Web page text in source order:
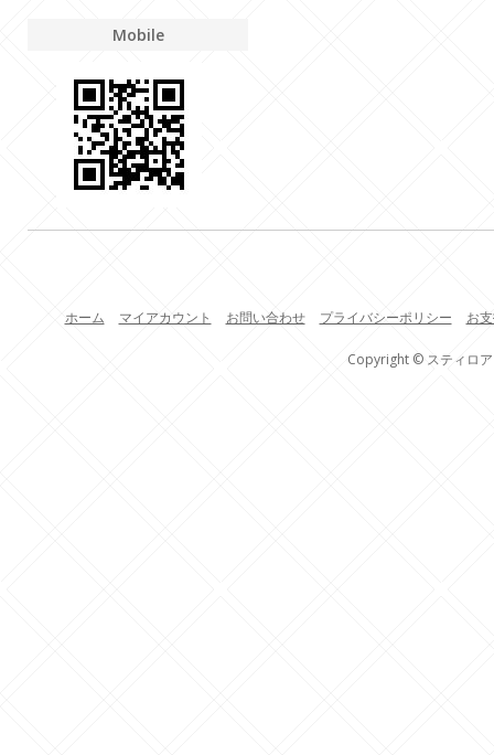
Mobile
ホーム マイアカウント お問い合わせ プライバシーポリシー お
Copyright © スティロ